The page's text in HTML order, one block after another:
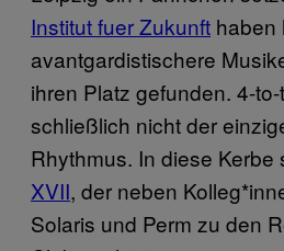
Institut fuer Zukunft haben
avantgardistischere
ihren Platz gefunden. 4-
schließlich nicht der
Rhythmus. In diese
XVII, der neben
Solaris und Perm zu den